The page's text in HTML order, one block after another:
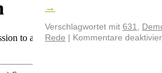
→
Verschlagwortet mit 631,
Rede
Kommentare